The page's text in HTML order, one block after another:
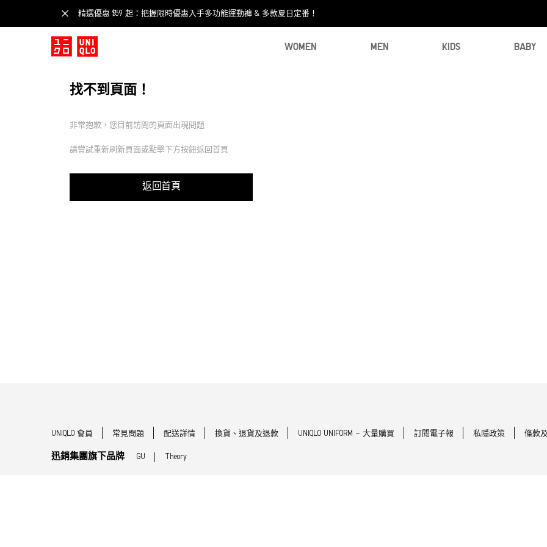
精選優惠 $59 起：把握限時優惠入手多功能運動褲 & 多款夏日定番！​
WOMEN MEN KIDS BABY
找不到頁面！
非常抱歉，您目前訪問的頁面出現問題
請嘗試重新刷新頁面或點擊下方按鈕返回首頁
返回首頁
UNIQLO 會員 常見問題 配送詳情 換貨、退貨及退款 UNIQLO UNIFORM - 大量購買 訂閱電子報 私隱政策 條款
迅銷集團旗下品牌 GU Theory